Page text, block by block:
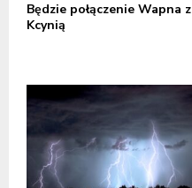
Będzie połączenie Wapna z
Kcynią